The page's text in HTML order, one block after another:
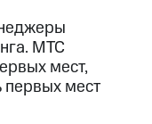
МТС
мест,
мест